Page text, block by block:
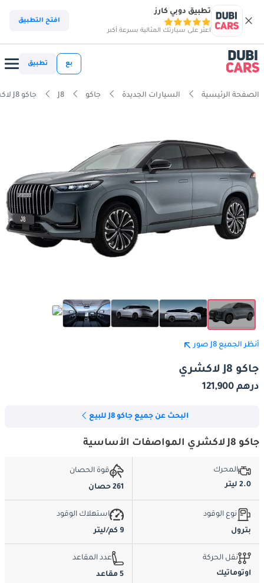
تطبيق دوبي كارز
اعثر على سيارتك المثالية بسرعة أكبر
افتح التطبيق
بع تطبيق
الصفحة الرئيسية السيارات الجديدة جاكو J8 جاكو J8 لاكشري
أنظر الجميع J8 صور
جاكو J8 لاكشري
درهم 121,900
البحث عن جميع جاكو J8 للبيع
جاكو J8 لاكشري المواصفات الأساسية
المحرك
2.0 ليتر
قوة الحصان
261 حصان
نوع الوقود
بترول
استهلاك الوقود
9 كم/ليتر
نقل الحركة
اوتوماتيك
عدد المقاعد
5 مقاعد